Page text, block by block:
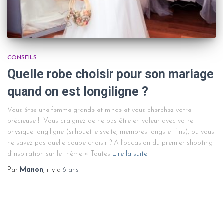
CONSEILS
Quelle robe choisir pour son mariage
quand on est longiligne ?
Vous êtes une femme grande et mince et vous cherchez votre
précieuse ! Vous craignez de ne pas être en valeur avec votre
physique longiligne (silhouette svelte, membres longs et fins), ou vous
ne savez pas quelle coupe choisir ? A l’occasion du premier shooting
d’inspiration sur le thème « Toutes Lire la suite
Par Manon, il y a 6 ans